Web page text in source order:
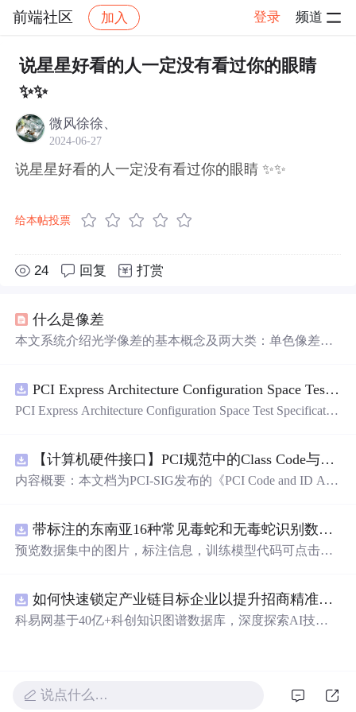
前端社区 加入 登录 频道
社区 前端社区 感慨 帖子详情
说星星好看的人一定没有看过你的眼睛
✨✨
微风徐徐、
2024-06-27
说星星好看的人一定没有看过你的眼睛 ✨✨
给本帖投票
24 回复 打赏
什么是像差
本文系统介绍光学像差的基本概念及两大类：单色像差
像质量评估中的影响，并指出缩小光圈可抑制纵向色差，
而横向色差需依赖ISP端CAC算法进行数字校正，凸显其在
PCI Express Architecture Configuration Space Test Specification Revision 5.0, Version 1.0 (CB).pdf
PCI Express Architecture Configuration Space Test Specificatio
【计算机硬件接口】PCI规范中的Class Code与Capability ID分配：设备功能分类及扩展能力标识系统设计
内容概要：本文档为PCI-SIG发布的《PCI Code and ID Assi
ity IDs）以
带标注的东南亚16种常见毒蛇和无毒蛇识别数据集， 识别率73.4%，7593张图，支持yolo
预览数据集中的图片，标注信息，训练模型代码可点击查
免费咨询，主页获取作者联系方式
如何快速锁定产业链目标企业以提升招商精准度？.docx
科易网基于40亿+科创知识图谱数据库，深度探索AI技术
智能化发展。
说点什么…